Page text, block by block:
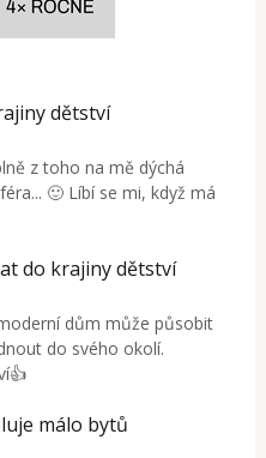
dětství
z toho na mě dýchá
🙂 Líbí se mi, když má
do krajiny dětství
dům může působit
do svého okolí.
málo bytů